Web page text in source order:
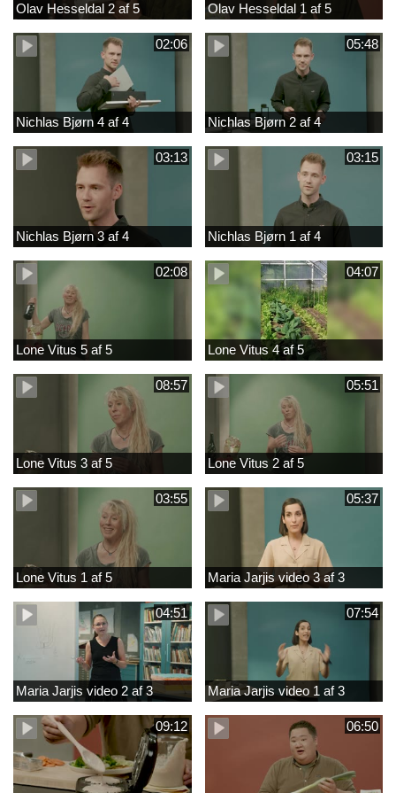
Olav Hesseldal 2 af 5 Olav Hesseldal 1 af 5
02:06
Nichlas Bjørn 4 af 4
05:48
Nichlas Bjørn 2 af 4
03:13
Nichlas Bjørn 3 af 4
03:15
Nichlas Bjørn 1 af 4
02:08
Lone Vitus 5 af 5
04:07
Lone Vitus 4 af 5
08:57
Lone Vitus 3 af 5
05:51
Lone Vitus 2 af 5
03:55
Lone Vitus 1 af 5
05:37
Maria Jarjis video 3 af 3
04:51
Maria Jarjis video 2 af 3
07:54
Maria Jarjis video 1 af 3
09:12 06:50